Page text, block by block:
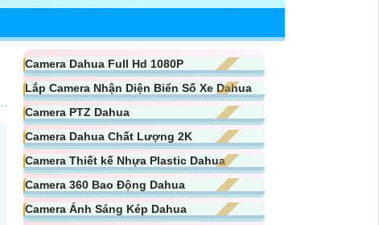
Camera Dahua Full Hd 1080P
Lắp Camera Nhận Diện Biển Số Xe Dahua
Camera PTZ Dahua
Camera Dahua Chất Lượng 2K
Camera Thiết kế Nhựa Plastic Dahua
Camera 360 Bao Động Dahua
Camera Ánh Sáng Kép Dahua